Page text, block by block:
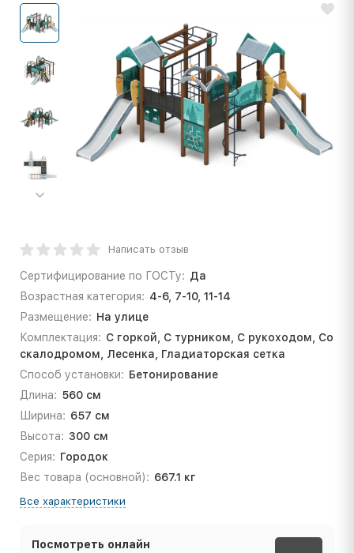
Написать отзыв
Сертифицирование по ГОСТу: Да
Возрастная категория: 4-6, 7-10, 11-14
Размещение: На улице
Комплектация: С горкой, С турником, С рукоходом, Со
скалодромом, Лесенка, Гладиаторская сетка
Способ установки: Бетонирование
Длина: 560 см
Ширина: 657 см
Высота: 300 см
Серия: Городок
Вес товара (основной): 667.1 кг
Все характеристики
Посмотреть онлайн